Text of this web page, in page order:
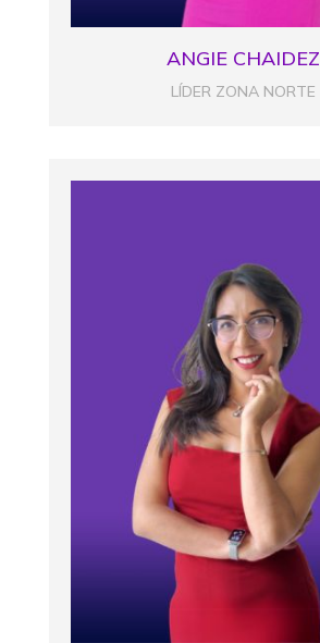
ANGIE CHAIDEZ
LÍDER ZONA NORTE